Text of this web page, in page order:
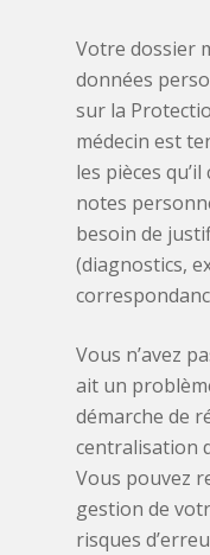
Votre dossier
données
sur la
médecin est
les pièces
notes
besoin de
(diagnostics,
Vous n’avez
ait un
démarche de
centralisation
Vous pouvez
gestion de
risques